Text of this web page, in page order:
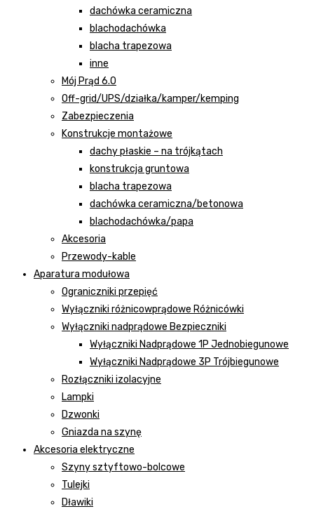
dachówka ceramiczna
blachodachówka
blacha trapezowa
inne
Mój Prąd 6.0
Off-grid/UPS/działka/kamper/kemping
Zabezpieczenia
Konstrukcje montażowe
dachy płaskie – na trójkątach
konstrukcja gruntowa
blacha trapezowa
dachówka ceramiczna/betonowa
blachodachówka/papa
Akcesoria
Przewody-kable
Aparatura modułowa
Ograniczniki przepięć
Wyłączniki różnicowprądowe Różnicówki
Wyłączniki nadprądowe Bezpieczniki
Wyłączniki Nadprądowe 1P Jednobiegunowe
Wyłączniki Nadprądowe 3P Trójbiegunowe
Rozłączniki izolacyjne
Lampki
Dzwonki
Gniazda na szynę
Akcesoria elektryczne
Szyny sztyftowo-bolcowe
Tulejki
Dławiki